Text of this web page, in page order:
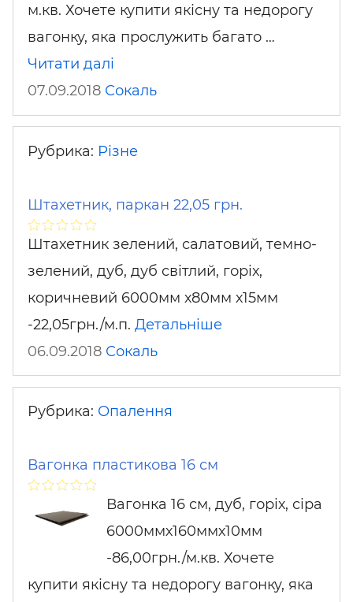
м.кв. Хочете купити якісну та недорогу
вагонку, яка прослужить багато …
Читати далі
07.09.2018 Сокаль
Рубрика: Різне
Штахетник, паркан 22,05 грн.
Штахетник зелений, салатовий, темно-
зелений, дуб, дуб світлий, горіх,
коричневий 6000мм х80мм х15мм
-22,05грн./м.п. Детальніше
06.09.2018 Сокаль
Рубрика: Опалення
Вагонка пластикова 16 см
Вагонка 16 см, дуб, горіх, сіра
6000ммх160ммх10мм
-86,00грн./м.кв. Хочете
купити якісну та недорогу вагонку, яка